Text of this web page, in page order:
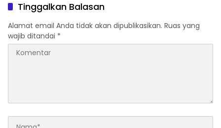
Tinggalkan Balasan
Alamat email Anda tidak akan dipublikasikan. Ruas yang
wajib ditandai *